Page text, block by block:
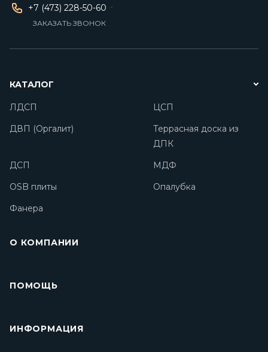
+7 (473) 228-50-60
ЗАКАЗАТЬ ЗВОНОК
КАТАЛОГ
ЛДСП
ЦСП
ДВП (Оргалит)
Террасная доска из
ДПК
ДСП
МДФ
OSB плиты
Опалубка
Фанера
О КОМПАНИИ
ПОМОЩЬ
ИНФОРМАЦИЯ